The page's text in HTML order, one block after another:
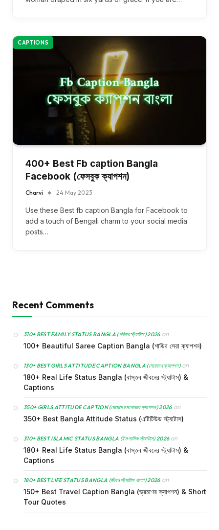
CAPTIONS
400+ Best Fb caption Bangla
Facebook (ফেসবুক ক্যাপশন)
Charvi 24 May 2023
Use these Best fb caption Bangla for Facebook to
add a touch of Bengali charm to your social media
posts…
Recent Comments
310+ BEST FAMILY STATUS BANGLA (পরিবার স্ট্যাটাস) 2026on
100+ Beautiful Saree Caption Bangla (শাড়ির সেরা ক্যাপশন)
130+ BEST GIRLS ATTITUDE CAPTION BANGLA (মেয়েদের ক্যাপশন)on
180+ Real Life Status Bangla (বাস্তব জীবনের স্ট্যাটাস) &
Captions
350+ GIRLS ATTITUDE CAPTION (মেয়েদের মনোভাব ক্যাপশন) 2026on
350+ Best Bangla Attitude Status (এটিটিউড স্ট্যাটাস)
310+ BEST ISLAMIC STATUS BANGLA (ইসলামিক স্ট্যাটাস) 2026on
180+ Real Life Status Bangla (বাস্তব জীবনের স্ট্যাটাস) &
Captions
180+ BEST LIFE STATUS BANGLA (জীবন স্ট্যাটাস বাংলা) 2026on
150+ Best Travel Caption Bangla (ভ্রমণের ক্যাপশন) & Short
Tour Quotes